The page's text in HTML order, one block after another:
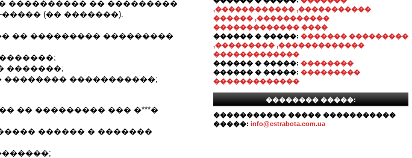
���������� �� ���������
(�� �������).
�� ��������� ���������
�������;
�������� �����������;
�� ��������� ��� �***�
������ � �������
,������������ ,�����������
������ ,�����������
������������� ����
������ � �����: ������� ���������
,��������� ,�������������
�������������
������ � �����: ��������
������ � �����: ���������
�������������
�������� �����:
����������� ����� �����������
�����: info@estrabota.com.ua